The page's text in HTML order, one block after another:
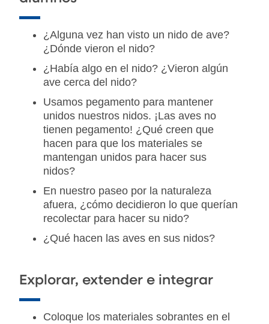
¿Alguna vez han visto un nido de ave?
¿Dónde vieron el nido?
¿Había algo en el nido? ¿Vieron algún
ave cerca del nido?
Usamos pegamento para mantener
unidos nuestros nidos. ¡Las aves no
tienen pegamento! ¿Qué creen que
hacen para que los materiales se
mantengan unidos para hacer sus
nidos?
En nuestro paseo por la naturaleza
afuera, ¿cómo decidieron lo que querían
recolectar para hacer su nido?
¿Qué hacen las aves en sus nidos?
Explorar, extender e integrar
Coloque los materiales sobrantes en el